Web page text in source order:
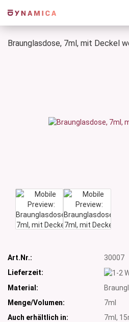
Braunglasdose, 7ml, mit Deckel
Art.Nr.:
30007
Lieferzeit:
Material:
Menge/Volumen:
7ml
Auch erhältlich in:
7ml,